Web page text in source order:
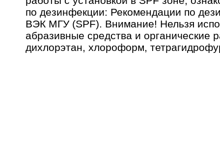
по дезинфекции: Рекомендации по
ВЭК МГУ (SPF). Внимание! Нельзя
абразивные средства и органические
дихлорэтан, хлороформ,